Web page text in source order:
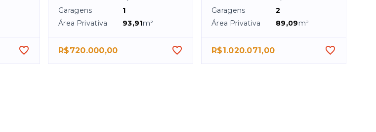
Garagens
1
Área Privativa
93,91m²
R$720.000,00
Garagens
2
Área Privativa
89,09m²
R$1.020.071,00